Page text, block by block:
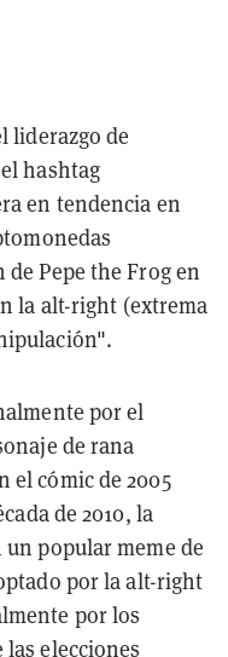
liderazgo de
hashtag
en tendencia en
Pepe the Frog en
la alt-right (extrema
por el
de rana
el cómic de 2005
de 2010, la
popular meme de
por la alt-right
por los
elecciones